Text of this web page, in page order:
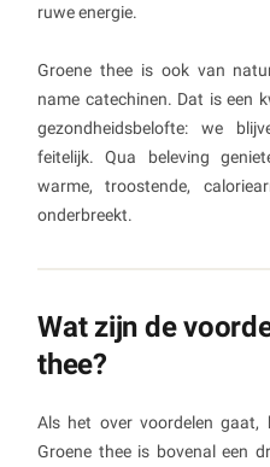
ruwe energie.
Groene thee is ook van
name catechinen. Dat is een
gezondheidsbelofte: we
feitelijk. Qua beleving
warme, troostende,
onderbreekt.
Wat zijn de
thee?
Als het over voordelen gaat,
Groene thee is bovenal een